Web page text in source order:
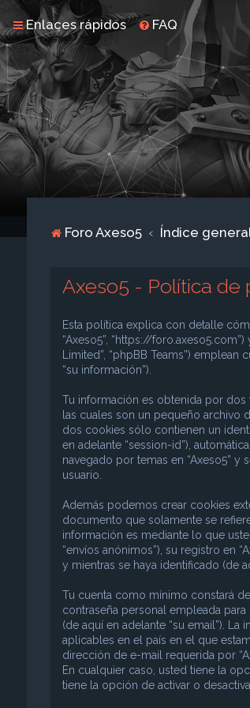
Enlaces rápidos FAQ
Foro Axeso5 Índice
Axeso5 - Política de
Esta política explica con detalle
“Axeso5”, “https://
Limited”, “phpBB Teams”)
“su información”).
Tu información es obtenida por dos
las cuales son un pequeño archivo
dos cookies sólo contienen un
en adelante “session-id”),
navegado por temas en “Axeso5”
usuario.
Además podemos crear cookies
documento que solamente se
información es mediante lo que
“envíos anónimos”), su registro en
y mientras se haya identificado (de
Tu cuenta como mínimo constará
contraseña personal empleada
(de aquí en adelante “su email”).
aplicables en el país en el que
dirección de e-mail requerida por
En cualquier caso, usted tiene la
tiene la opción de activar o